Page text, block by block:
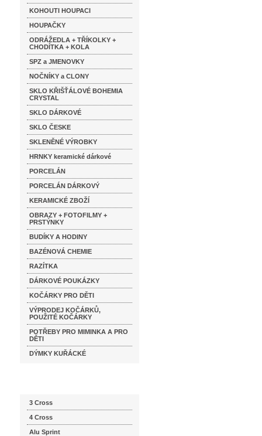
KOHOUTI HOUPACI
HOUPAČKY
ODRÁŽEDLA + TŘÍKOLKY +
CHODÍTKA + KOLA
SPZ a JMENOVKY
NOČNÍKY a CLONY
SKLO KŘIŠŤÁLOVÉ BOHEMIA
CRYSTAL
SKLO DÁRKOVÉ
SKLO ČESKE
SKLENĚNÉ VÝROBKY
HRNKY keramické dárkové
PORCELÁN
PORCELÁN DÁRKOVÝ
KERAMICKÉ ZBOŽÍ
OBRAZY + FOTOFILMY +
PRSTÝNKY
BUDÍKY A HODINY
BAZÉNOVÁ CHEMIE
RAZÍTKA
DÁRKOVÉ POUKÁZKY
KOČÁRKY PRO DĚTI
VÝPRODEJ KOČÁRKŮ,
POUŽITÉ KOČÁRKY
POTŘEBY PRO MIMINKA A PRO
DĚTI
DÝMKY KUŘÁCKÉ
3 Cross
4 Cross
Alu Sprint